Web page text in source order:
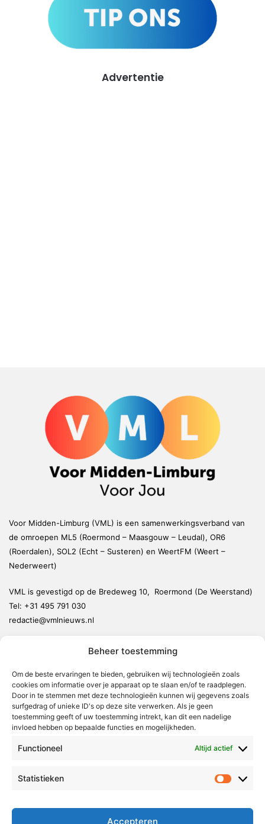
Beheer toestemming
Om de beste ervaringen te bieden, gebruiken wij technologieën zoals
cookies om informatie over je apparaat op te slaan en/of te raadplegen.
Door in te stemmen met deze technologieën kunnen wij gegevens zoals
surfgedrag of unieke ID's op deze site verwerken. Als je geen
toestemming geeft of uw toestemming intrekt, kan dit een nadelige
invloed hebben op bepaalde functies en mogelijkheden.
Functioneel Altijd actief
Statistieken
Accepteren
Advertentie
Voor Midden-Limburg (VML) is een samenwerkingsverband van
de omroepen ML5 (Roermond – Maasgouw – Leudal), OR6
(Roerdalen), SOL2 (Echt – Susteren) en WeertFM (Weert –
Nederweert)
VML is gevestigd op de Bredeweg 10, Roermond (De Weerstand)
Tel: +31 495 791 030
redactie@vmlnieuws.nl
Leudal
Maasgouw
Echt-Susteren
Radio & TV